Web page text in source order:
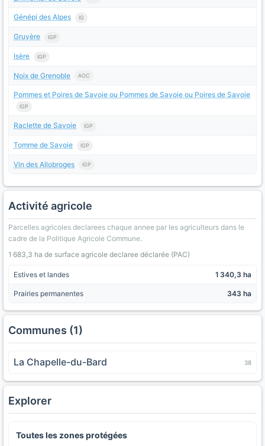
Génépi des Alpes IG
Gruyère IGP
Isère IGP
Noix de Grenoble AOC
Pommes et Poires de Savoie ou Pommes de Savoie ou Poires de Savoie
IGP
Raclette de Savoie IGP
Tomme de Savoie IGP
Vin des Allobroges IGP
Activité agricole
Parcelles agricoles declarees chaque annee par les agriculteurs dans le
cadre de la Politique Agricole Commune.
1 683,3 ha de surface agricole declaree déclarée (PAC)
Estives et landes 1 340,3 ha
Prairies permanentes 343 ha
Communes (1)
La Chapelle-du-Bard 38
Explorer
Toutes les zones protégées